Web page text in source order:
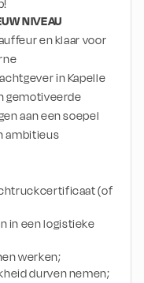
NIVEAU
en klaar voor
in Kapelle
gemotiveerde
aan een soepel
ambitieus
(of
in een logistieke
werken;
durven nemen;